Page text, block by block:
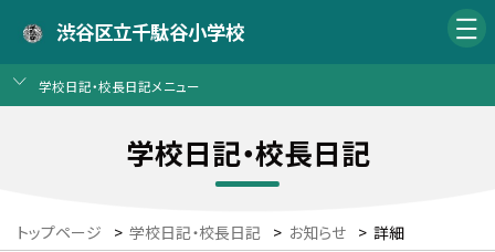
渋谷区立千駄谷小学校
学校日記・校長日記メニュー
学校日記・校長日記
トップページ > 学校日記・校長日記 > お知らせ > 詳細